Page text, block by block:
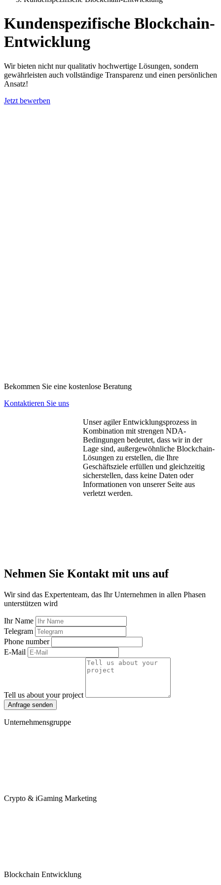
Kundenspezifische Blockchain-
Entwicklung
Wir bieten nicht nur qualitativ hochwertige Lösungen, sondern
gewährleisten auch vollständige Transparenz und einen persönlichen
Ansatz!
Jetzt bewerben
Bekommen Sie eine kostenlose Beratung
Kontaktieren Sie uns
Unser agiler Entwicklungsprozess in
Kombination mit strengen NDA-
Bedingungen bedeutet, dass wir in der
Lage sind, außergewöhnliche Blockchain-
Lösungen zu erstellen, die Ihre
Geschäftsziele erfüllen und gleichzeitig
sicherstellen, dass keine Daten oder
Informationen von unserer Seite aus
verletzt werden.
Nehmen Sie Kontakt mit uns auf
Wir sind das Expertenteam, das Ihr Unternehmen in allen Phasen
unterstützen wird
Ihr Name
Telegram
Phone number
E-Mail
Tell us about your project
Anfrage senden
Unternehmensgruppe
Crypto & iGaming Marketing
Blockchain Entwicklung